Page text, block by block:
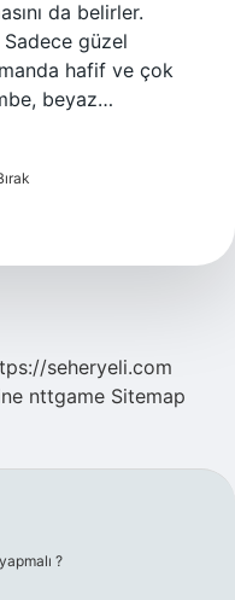
da belirler.
güzel
hafif ve çok
beyaz…
seheryeli.com
nttgame Sitemap
?